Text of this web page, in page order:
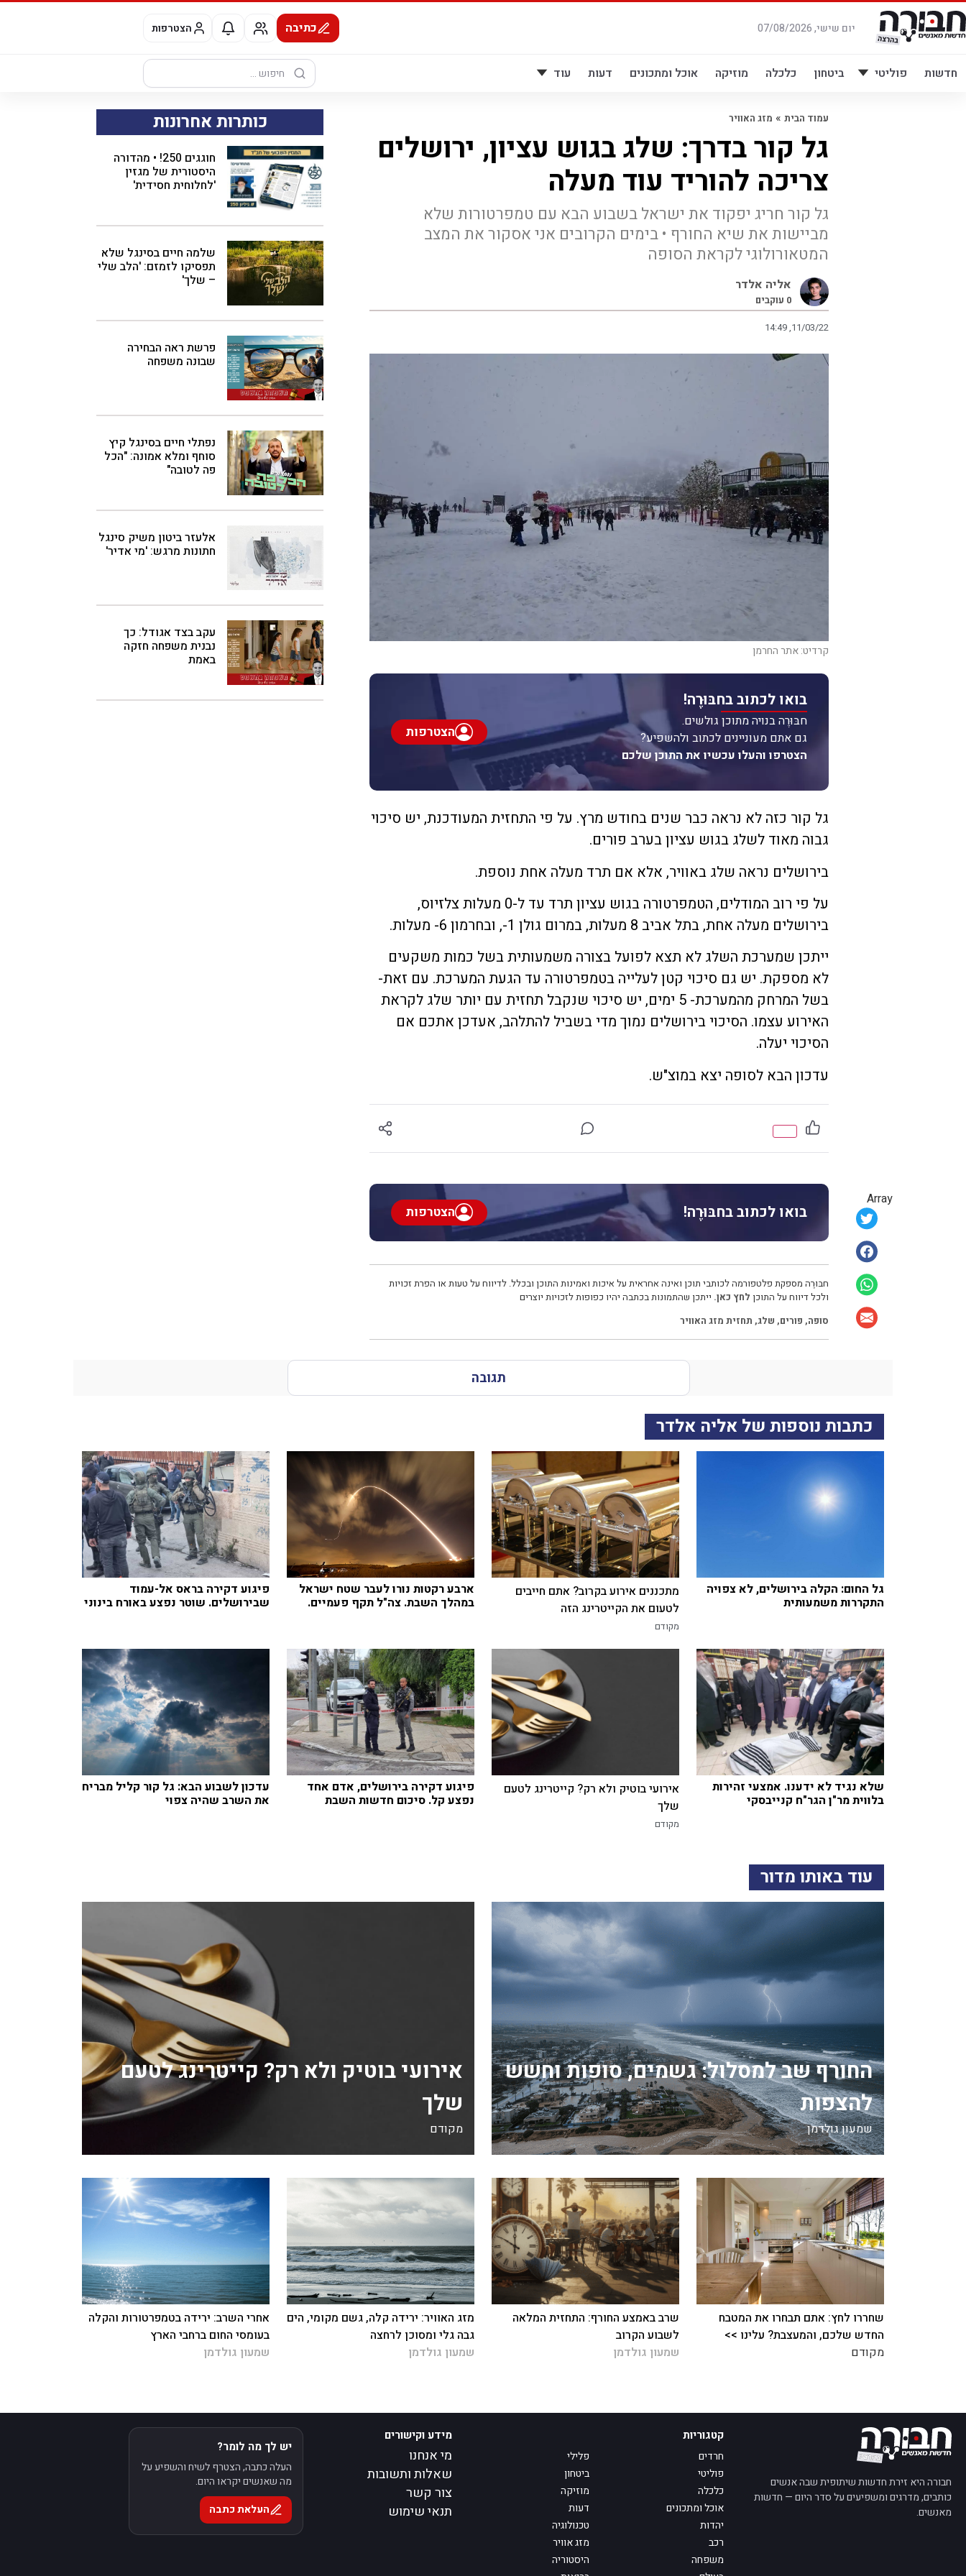
דלג
לתוכן
יום שישי, 07/08/2026 כתיבה הצטרפות
חדשות פוליטי ביטחון כלכלה מוזיקה אוכל ומתכונים דעות עוד
חיפוש:
Array
עמוד הבית » מזג האוויר
גל קור בדרך: שלג בגוש עציון, ירושלים
צריכה להוריד עוד מעלה
גל קור חריג יפקוד את ישראל בשבוע הבא עם טמפרטורות שלא
מביישות את שיא החורף • בימים הקרובים אני אסקור את המצב
המטאורולוגי לקראת הסופה
אליה אלדר
0 עוקבים
14:49 ,11/03/22
קרדיט: אתר החרמן
בואו לכתוב בחבּוּרֶה!
חבּוּרֶה בנויה מתוכן גולשים.
גם אתם מעוניינים לכתוב ולהשפיע?
הצטרפו והעלו עכשיו את התוכן שלכם
הצטרפות
גל קור כזה לא נראה כבר שנים בחודש מרץ. על פי התחזית המעודכנת, יש סיכוי
גבוה מאוד לשלג בגוש עציון בערב פורים.
בירושלים נראה שלג באוויר, אלא אם תרד מעלה אחת נוספת.
על פי רוב המודלים, הטמפרטורה בגוש עציון תרד עד ל-0 מעלות צלזיוס,
בירושלים מעלה אחת, בתל אביב 8 מעלות, במרום גולן 1-, ובחרמון 6- מעלות.
ייתכן שמערכת השלג לא תצא לפועל בצורה משמעותית בשל כמות משקעים
לא מספקת. יש גם סיכוי קטן לעלייה בטמפרטורה עד הגעת המערכת. עם זאת-
בשל המרחק מהמערכת- 5 ימים, יש סיכוי שנקבל תחזית עם יותר שלג לקראת
האירוע עצמו. הסיכוי בירושלים נמוך מדי בשביל להתלהב, אעדכן אתכם אם
הסיכוי יעלה.
עדכון הבא לסופה יצא במוצ"ש.
בואו לכתוב בחבּוּרֶה! הצטרפות
חבּוּרֶה מספקת פלטפורמה לכותבי תוכן ואינה אחראית על איכות ואמינות התוכן ובכלל. לדיווח על טעות או הפרת זכויות
ולכל דיווח על התוכן לחץ כאן. ייתכן שהתמונות בכתבה יהיו כפופות לזכויות יוצרים
סופה, פורים, שלג, תחזית מזג האוויר
כותרות אחרונות
חוגגים 250! • מהדורה
היסטורית של מגזין
'לחלוחית חסידית'
שלמה חיים בסינגל שלא
תפסיקו לזמזם: 'הלב שלי
– שלך'
פרשת ראה הבחירה
שבונה משפחה
נפתלי חיים בסינגל קיץ
סוחף ומלא אמונה: "הכל
פה לטובה"
אלעזר ביטון משיק סינגל
חתונות מרגש: 'מי אדיר'
עקב בצד אגודל: כך
נבנית משפחה חזקה
באמת
תגובה
כתבות נוספות של אליה אלדר
גל החום: הקלה בירושלים, לא צפויה
התקררות משמעותית
מתכננים אירוע בקרוב? אתם חייבים
לטעום את הקייטרינג הזה
מקודם
ארבע רקטות נורו לעבר שטח ישראל
במהלך השבת. צה"ל תקף פעמיים.
פיגוע דקירה בראס אל-עמוד
שבירושלים. שוטר נפצע באורח בינוני
שלא נגיד לא ידענו. אמצעי זהירות
בלווית מר"ן הגר"ח קנייבסקי
אירועי בוטיק ולא רק? קייטרינג לטעם
שלך
מקודם
פיגוע דקירה בירושלים, אדם אחד
נפצע קל. סיכום חדשות השבת
עדכון לשבוע הבא: גל קור קליל מבריח
את השרב שהיה צפוי
עוד באותו מדור
החורף שב למסלול: גשמים, סופות וחשש
להצפות
שמעון גולדמן
אירועי בוטיק ולא רק? קייטרינג לטעם
שלך
מקודם
שחררו לחץ: אתם תבחרו את המטבח
החדש שלכם, והמעצבת? עלינו >>
מקודם
שרב באמצע החורף: התחזית המלאה
לשבוע הקרוב
שמעון גולדמן
מזג האוויר: ירידה קלה, גשם מקומי, הים
גבה גלי ומסוכן לרחצה
שמעון גולדמן
אחרי השרב: ירידה בטמפרטורות והקלה
בעומסי החום ברחבי הארץ
שמעון גולדמן
חבורה היא זירת חדשות שיתופית שבה אנשים
כותבים, מדרגים ומשפיעים על סדר היום — חדשות
מאנשים.
קטגוריות
חרדים
פלילי
פוליטי
ביטחון
כלכלה
מוזיקה
אוכל ומתכונים
דעות
יהדות
טכנולוגיה
רכב
מזג אוויר
משפחה
היסטוריה
מידע וקישורים
מי אנחנו
שאלות ותשובות
צור קשר
תנאי שימוש
יש לך מה לומר?
העלה כתבה, הצטרף לשיח והשפיע על
מה שאנשים יקראו היום.
העלאת כתבה